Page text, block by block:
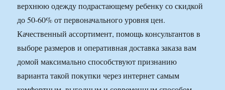
верхнюю одежду подрастающему ребенку со скидкой
до 50-60% от первоначального уровня цен.
Качественный ассортимент, помощь консультантов в
выборе размеров и оперативная доставка заказа вам
домой максимально способствуют признанию
варианта такой покупки через интернет самым